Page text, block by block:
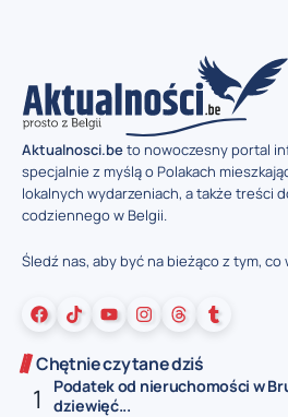
Aktualnosci.beto nowoczesny portal
specjalnie z myślą o Polakach
lokalnych wydarzeniach, a także treści
codziennego w Belgii.
Śledź nas, aby być na bieżąco z tym, co
Chętnie czytane dziś
Podatek od nieruchomości w
dziewięć...